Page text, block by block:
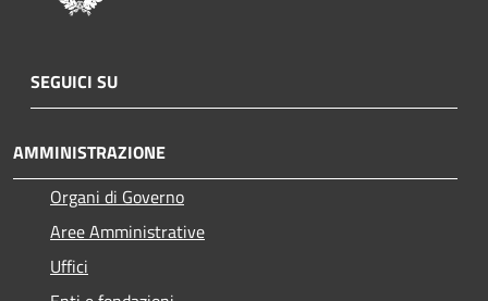
SEGUICI SU
AMMINISTRAZIONE
Organi di Governo
Aree Amministrative
Uffici